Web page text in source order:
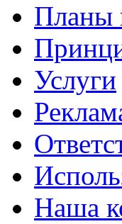
Планы
Услуги
Наша